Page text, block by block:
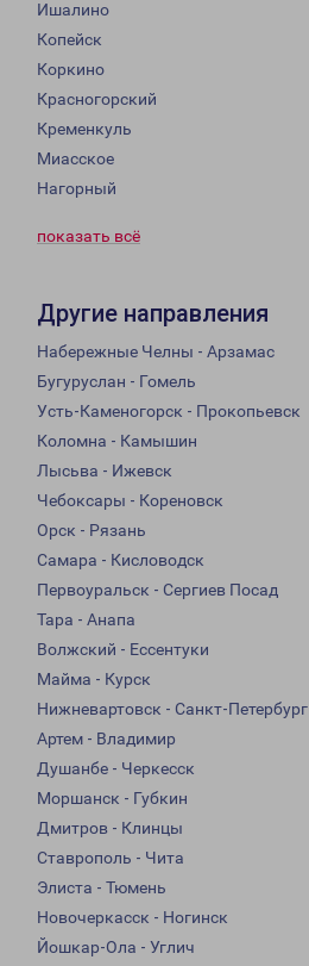
Ишалино
Копейск
Коркино
Красногорский
Кременкуль
Миасское
Нагорный
показать всё
Другие направления
Набережные Челны - Арзамас
Бугуруслан - Гомель
Усть-Каменогорск - Прокопьевск
Коломна - Камышин
Лысьва - Ижевск
Чебоксары - Кореновск
Орск - Рязань
Самара - Кисловодск
Первоуральск - Сергиев Посад
Тара - Анапа
Волжский - Ессентуки
Майма - Курск
Нижневартовск - Санкт-Петербург
Артем - Владимир
Душанбе - Черкесск
Моршанск - Губкин
Дмитров - Клинцы
Ставрополь - Чита
Элиста - Тюмень
Новочеркасск - Ногинск
Йошкар-Ола - Углич